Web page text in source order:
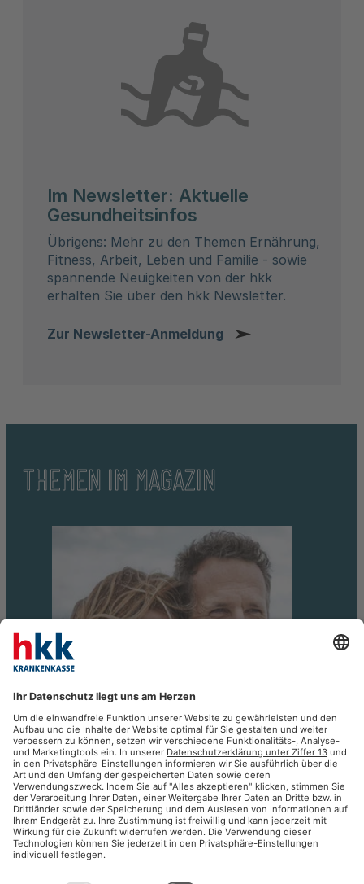
Im Newsletter: Aktuelle
Gesundheitsinfos
Übrigens: Mehr zu den Themen Ernährung,
Fitness, Arbeit, Leben und Familie - sowie
spannende Neuigkeiten von der hkk
erhalten Sie über den hkk Newsletter.
Zur Newsletter-Anmeldung
THEMEN IM MAGAZIN